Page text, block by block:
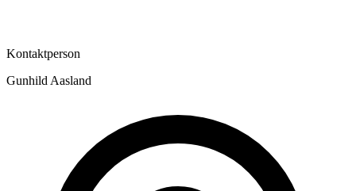
Kontaktperson
Gunhild Aasland